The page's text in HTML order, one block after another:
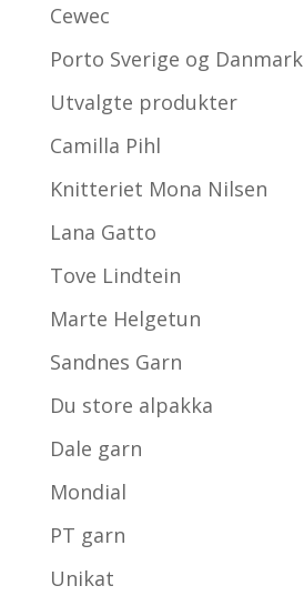
Cewec
Porto Sverige og Danmark
Utvalgte produkter
Camilla Pihl
Knitteriet Mona Nilsen
Lana Gatto
Tove Lindtein
Marte Helgetun
Sandnes Garn
Du store alpakka
Dale garn
Mondial
PT garn
Unikat